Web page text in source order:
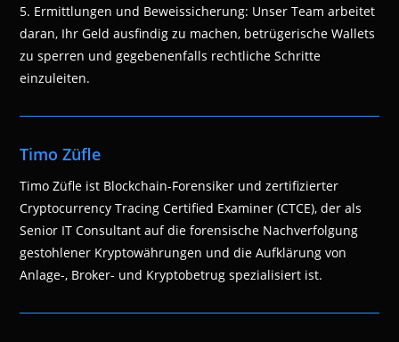
5. Ermittlungen und Beweissicherung: Unser Team arbeitet
daran, Ihr Geld ausfindig zu machen, betrügerische Wallets
zu sperren und gegebenenfalls rechtliche Schritte
einzuleiten.
Timo Züfle
Timo Züfle ist Blockchain-Forensiker und zertifizierter
Cryptocurrency Tracing Certified Examiner (CTCE), der als
Senior IT Consultant auf die forensische Nachverfolgung
gestohlener Kryptowährungen und die Aufklärung von
Anlage-, Broker- und Kryptobetrug spezialisiert ist.